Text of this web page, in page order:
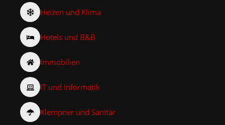
Heizen und Klima
Hotels und B&B
Immobilien
IT und Informatik
Klempner und Sanitär